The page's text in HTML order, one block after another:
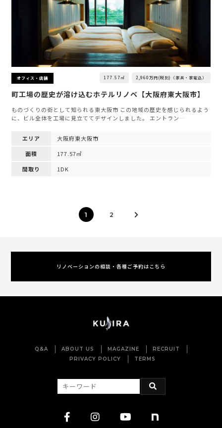
オフィス・店舗 177.57㎡ 2,960万円(税別)（家具・家電込）
町工場の歴史が溶け込むホテルリノベ【大阪府東大阪市】
ものづくりの街として知られる東大阪市 この地域の歴史を感じられるよう
に、ビル全体を工場に見立ててデザインしました。 エントラン…
エリア
大阪府東大阪市
面積
177.57㎡
間取り
1DK
1 2
リノベーションの相談・各種ご予約はこちら
Q&A ABOUT US MAGAZINE
RECRUIT
PRIVACY POLICY
TERMS